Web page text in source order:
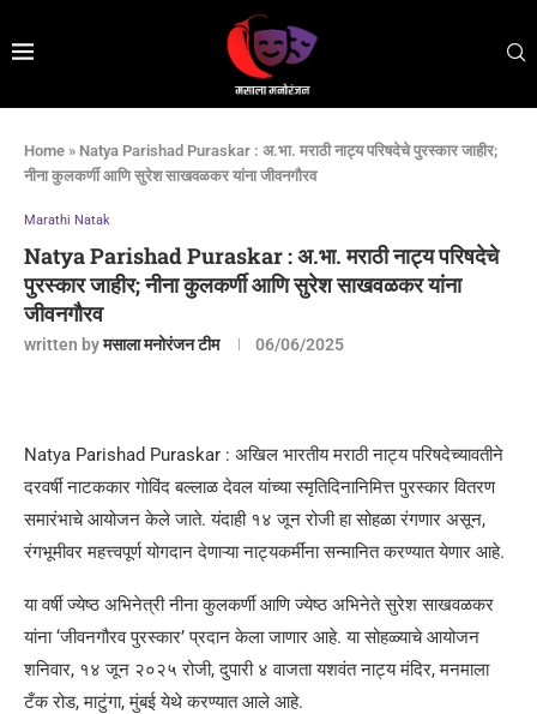
Home » Natya Parishad Puraskar : अ.भा. मराठी नाट्य परिषदेचे पुरस्कार जाहीर;
नीना कुलकर्णी आणि सुरेश साखवळकर यांना जीवनगौरव
Marathi Natak
Natya Parishad Puraskar : अ.भा. मराठी नाट्य परिषदेचे
पुरस्कार जाहीर; नीना कुलकर्णी आणि सुरेश साखवळकर यांना
जीवनगौरव
written byमसाला मनोरंजन टीम 06/06/2025
Natya Parishad Puraskar : अखिल भारतीय मराठी नाट्य परिषदेच्यावतीने
दरवर्षी नाटककार गोविंद बल्लाळ देवल यांच्या स्मृतिदिनानिमित्त पुरस्कार वितरण
समारंभाचे आयोजन केले जाते. यंदाही १४ जून रोजी हा सोहळा रंगणार असून,
रंगभूमीवर महत्त्वपूर्ण योगदान देणाऱ्या नाट्यकर्मींना सन्मानित करण्यात येणार आहे.
या वर्षी ज्येष्ठ अभिनेत्री नीना कुलकर्णी आणि ज्येष्ठ अभिनेते सुरेश साखवळकर
यांना ‘जीवनगौरव पुरस्कार’ प्रदान केला जाणार आहे. या सोहळ्याचे आयोजन
शनिवार, १४ जून २०२५ रोजी, दुपारी ४ वाजता यशवंत नाट्य मंदिर, मनमाला
टँक रोड, माटुंगा, मुंबई येथे करण्यात आले आहे.